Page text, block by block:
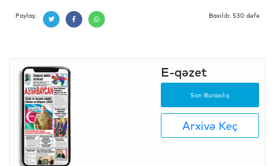
Paylaş: Baxılıb: 530 dəfə
E-qəzet
Son Buraxılış
Arxivə Keç